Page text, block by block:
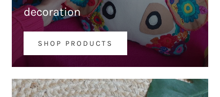
decoration
SHOP PRODUCTS